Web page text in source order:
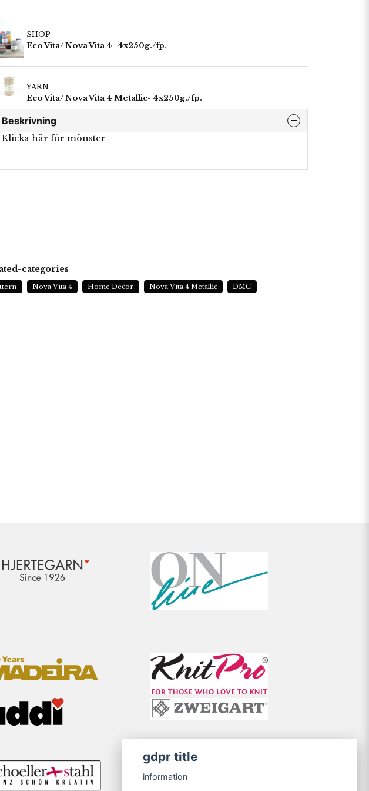
SHOP
Eco Vita/ Nova Vita 4- 4x250g./fp.
YARN
Eco Vita/ Nova Vita 4 Metallic- 4x250g./fp.
Beskrivning
Klicka här för mönster
categories
Nova Vita 4 Home Decor Nova Vita 4 Metallic DMC
gdpr title
information